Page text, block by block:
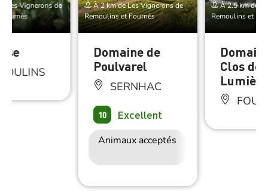
Les Vignerons de
À 2 km de Les Vignerons de
Remoulins et Fournès
Domaine de
Poulvarel
SERNHAC
10 Excellent
Animaux acceptés
À 2.5 km de
Remoulins et
Clos des